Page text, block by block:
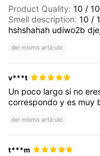
Product Quality:10 /10
Smell description:10 /
hshshahah udiwo2b
del mismo artículo
v***t
Un poco largosi no
correspondoyes muy
del mismo artículo
t***m